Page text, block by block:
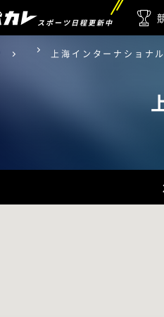
スポーツ日程更新中
上海インターナショナ